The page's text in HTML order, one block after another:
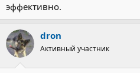
эффективно.
dron
Активный участник